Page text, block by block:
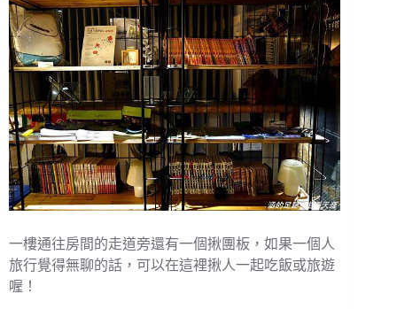
一樓通往房間的走道旁還有一個揪團板，如果一個人
旅行覺得無聊的話，可以在這裡揪人一起吃飯或旅遊
喔！